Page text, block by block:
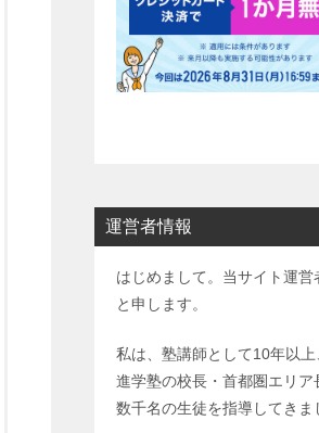
運営者情報
はじめまして。当サイト運営
と申します。
私は、塾講師として10年以上
進学塾の校長・首都圏エリア
数千名の生徒を指導してきま